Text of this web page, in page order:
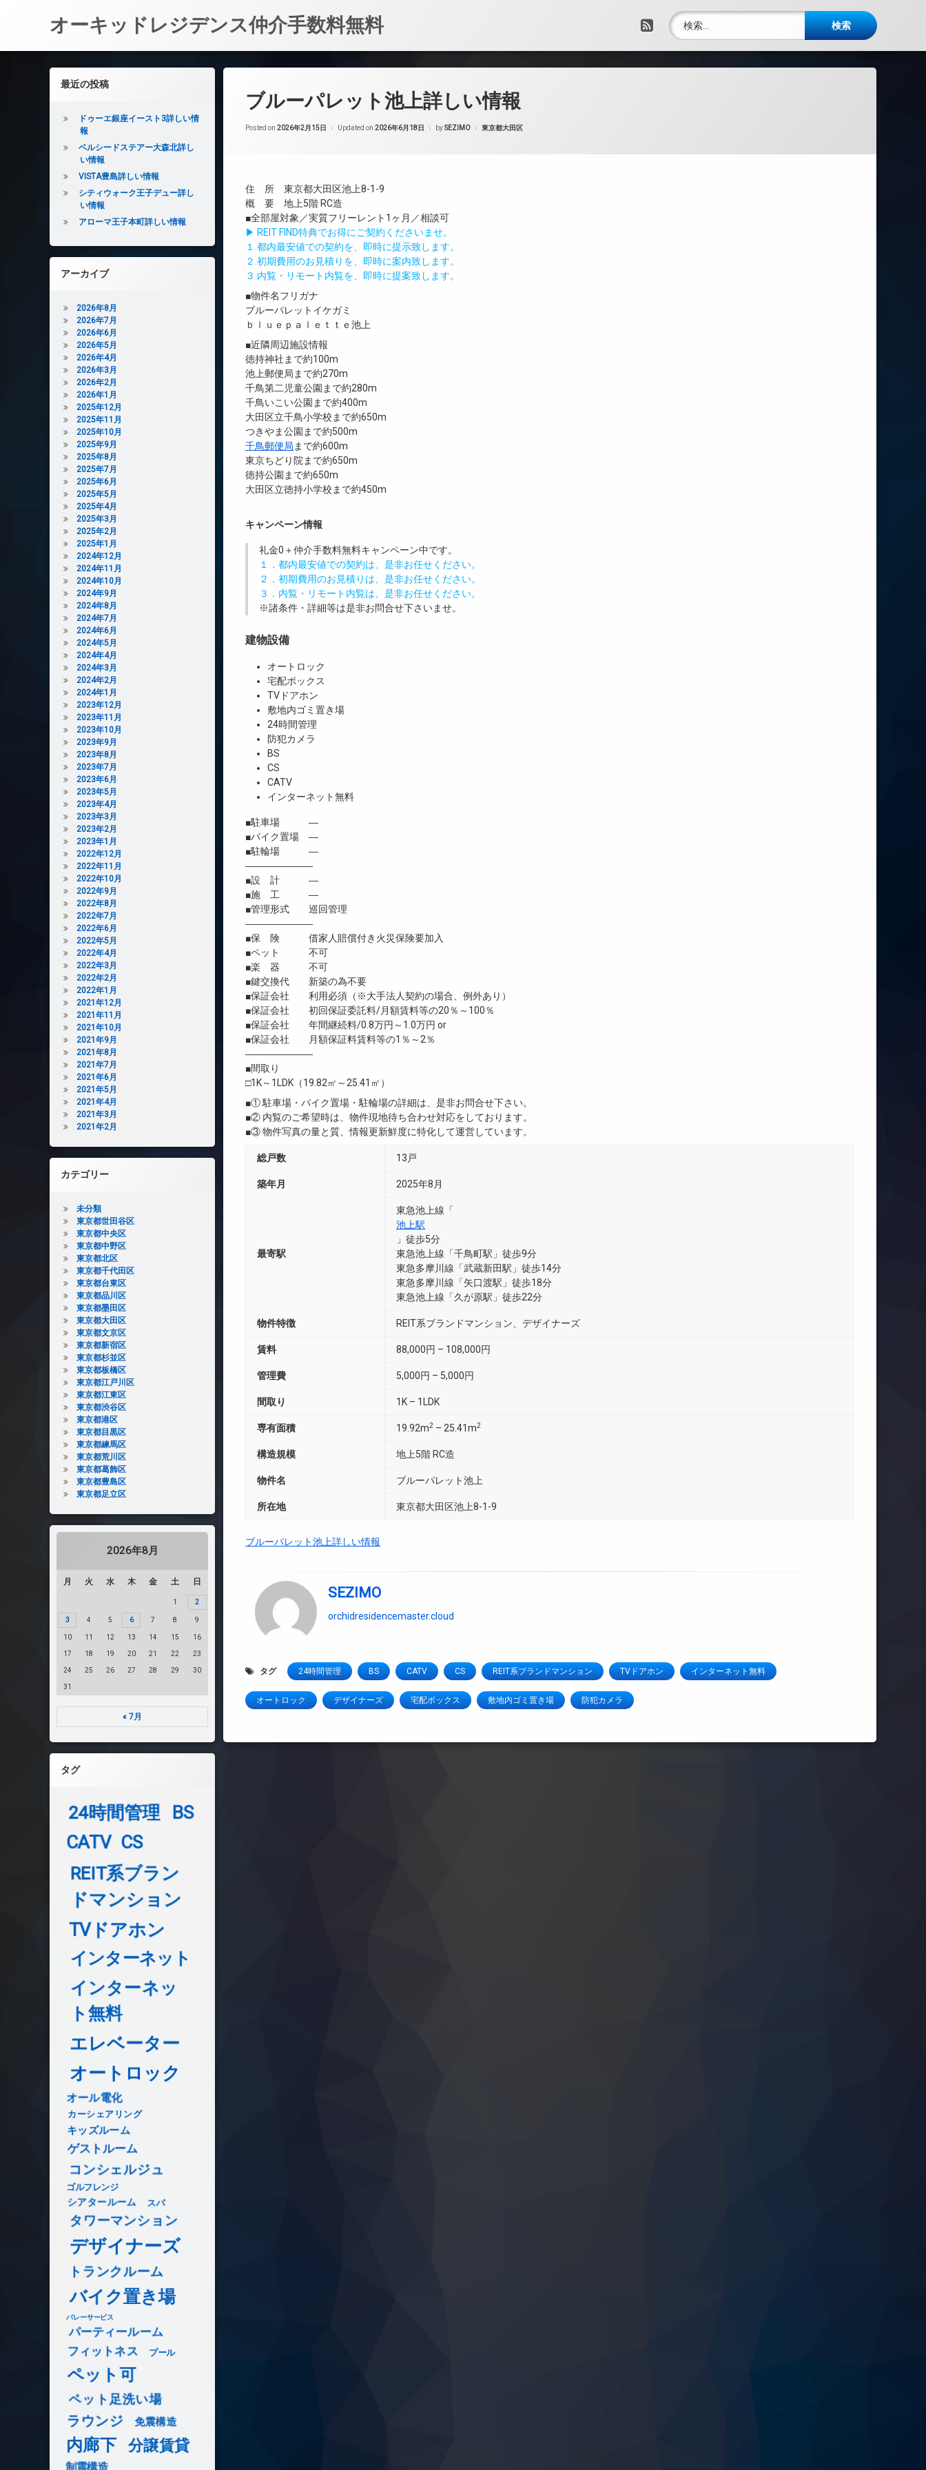
オーキッドレジデンス仲介手数料無料 RSS
検索:
ブルーパレット池上詳しい情報
Posted on 2026年2月15日 Updated on 2026年6月18日 bySEZIMO カテゴリー:
東京都大田区
住 所 東京都大田区池上8-1-9
概 要 地上5階 RC造
■全部屋対象／実質フリーレント1ヶ月／相談可
▶ REIT FIND特典でお得にご契約くださいませ。
１.都内最安値での契約を、即時に提示致します。
２.初期費用のお見積りを、即時に案内致します。
３.内覧・リモート内覧を、即時に提案致します。
■物件名フリガナ
ブルーパレットイケガミ
ｂｌｕｅｐａｌｅｔｔｅ池上
■近隣周辺施設情報
徳持神社まで約100m
池上郵便局まで約270m
千鳥第二児童公園まで約280m
千鳥いこい公園まで約400m
大田区立千鳥小学校まで約650m
つきやま公園まで約500m
千鳥郵便局 まで約600m
東京ちどり院まで約650m
徳持公園まで約650m
大田区立徳持小学校まで約450m
キャンペーン情報
礼金0 ＋仲介手数料無料キャンペーン中です。
１．都内最安値での契約は、是非お任せください。
２．初期費用のお見積りは、是非お任せください。
３．内覧・リモート内覧は、是非お任せください。
※諸条件・詳細等は是非お問合せ下さいませ。
建物設備
オートロック
宅配ボックス
TVドアホン
敷地内ゴミ置き場
24時間管理
防犯カメラ
BS
CS
CATV
インターネット無料
■駐車場 ―
■バイク置場 ―
■駐輪場 ―
―――――――
■設 計 ―
■施 工 ―
■管理形式 巡回管理
―――――――
■保 険 借家人賠償付き火災保険要加入
■ペット 不可
■楽 器 不可
■鍵交換代 新築の為不要
■保証会社 利用必須（※大手法人契約の場合、例外あり）
■保証会社 初回保証委託料/月額賃料等の20％～100％
■保証会社 年間継続料/0.8万円～1.0万円 or
■保証会社 月額保証料賃料等の1％～2％
―――――――
■間取り
□1K～1LDK（19.82㎡～25.41㎡）
■① 駐車場・バイク置場・駐輪場の詳細は、是非お問合せ下さい。
■② 内覧のご希望時は、物件現地待ち合わせ対応をしております。
■③ 物件写真の量と質、情報更新鮮度に特化して運営しています。
総戸数 13戸
築年月 2025年8月
最寄駅
東急池上線「
池上駅
」徒歩5分
東急池上線「千鳥町駅」徒歩9分
東急多摩川線「武蔵新田駅」徒歩14分
東急多摩川線「矢口渡駅」徒歩18分
東急池上線「久が原駅」徒歩22分
物件特徴 REIT系ブランドマンション、デザイナーズ
賃料 88,000円 – 108,000円
管理費 5,000円 – 5,000円
間取り 1K – 1LDK
専有面積 19.92m2 – 25.41m2
構造規模 地上5階 RC造
物件名 ブルーパレット池上
所在地 東京都大田区池上8-1-9
ブルーパレット池上詳しい情報
SEZIMO
orchidresidencemaster.cloud
タグ 24時間管理 BS CATV CS REIT系ブランドマンション TVドアホン インターネット無料
オートロック デザイナーズ 宅配ボックス 敷地内ゴミ置き場 防犯カメラ
左サイドバー
最近の投稿
ドゥーエ銀座イースト3詳しい情
報
ベルシードステアー大森北詳し
い情報
VISTA豊島詳しい情報
シティウォーク王子デュー詳し
い情報
アローマ王子本町詳しい情報
アーカイブ
2026年8月
2026年7月
2026年6月
2026年5月
2026年4月
2026年3月
2026年2月
2026年1月
2025年12月
2025年11月
2025年10月
2025年9月
2025年8月
2025年7月
2025年6月
2025年5月
2025年4月
2025年3月
2025年2月
2025年1月
2024年12月
2024年11月
2024年10月
2024年9月
2024年8月
2024年7月
2024年6月
2024年5月
2024年4月
2024年3月
2024年2月
2024年1月
2023年12月
2023年11月
2023年10月
2023年9月
2023年8月
2023年7月
2023年6月
2023年5月
2023年4月
2023年3月
2023年2月
2023年1月
2022年12月
2022年11月
2022年10月
2022年9月
2022年8月
2022年7月
2022年6月
2022年5月
2022年4月
2022年3月
2022年2月
2022年1月
2021年12月
2021年11月
2021年10月
2021年9月
2021年8月
2021年7月
2021年6月
2021年5月
2021年4月
2021年3月
2021年2月
カテゴリー
未分類
東京都世田谷区
東京都中央区
東京都中野区
東京都北区
東京都千代田区
東京都台東区
東京都品川区
東京都墨田区
東京都大田区
東京都文京区
東京都新宿区
東京都杉並区
東京都板橋区
東京都江戸川区
東京都江東区
東京都渋谷区
東京都港区
東京都目黒区
東京都練馬区
東京都荒川区
東京都葛飾区
東京都豊島区
東京都足立区
2026年8月
月 火 水 木 金 土 日
1 2
3 4 5 6 7 8 9
10 11 12 13 14 15 16
17 18 19 20 21 22 23
24 25 26 27 28 29 30
31
« 7月
タグ
24時間管理
BS
CATV CS
REIT系ブラン
ドマンション
TVドアホン
インターネット
インターネッ
ト無料
エレベーター
オートロック
オール電化
カーシェアリング
キッズルーム
ゲストルーム
コンシェルジュ
ゴルフレンジ
シアタールーム スパ
タワーマンション
デザイナーズ
トランクルーム
バイク置き場
バレーサービス
パーティールーム
フィットネス プール
ペット可
ペット足洗い場
ラウンジ 免震構造
内廊下 分譲賃貸
制震構造